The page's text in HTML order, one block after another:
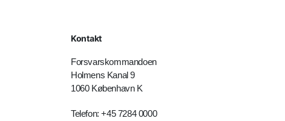
Kontakt
Forsvarskommandoen
Holmens Kanal 9
1060 København K
Telefon: +45 7284 0000